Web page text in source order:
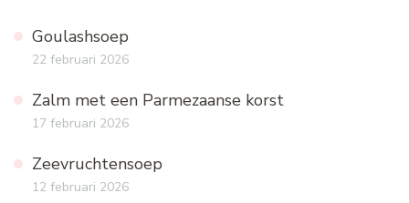
Goulashsoep
22 februari 2026
Zalm met een Parmezaanse korst
17 februari 2026
Zeevruchtensoep
12 februari 2026